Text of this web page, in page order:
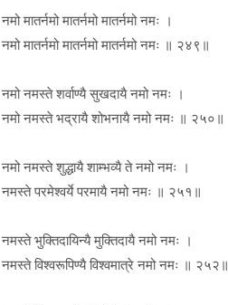
नमो मातर्नमो मातर्नमो मातर्नमो नमः ।
नमो मातर्नमो मातर्नमो मातर्नमो नमः ॥ २४९॥
नमो नमस्ते शर्वाण्यै सुखदायै नमो नमः ।
नमो नमस्ते भद्रायै शोभनायै नमो नमः ॥ २५०॥
नमो नमस्ते शुद्धायै शाम्भव्यै ते नमो नमः ।
नमस्ते परमेश्वर्ये परमायै नमो नमः ॥ २५१॥
नमस्ते भुक्तिदायिन्यै मुक्तिदायै नमो नमः ।
नमस्ते विश्वरूपिण्यै विश्वमात्रे नमो नमः ॥ २५२॥